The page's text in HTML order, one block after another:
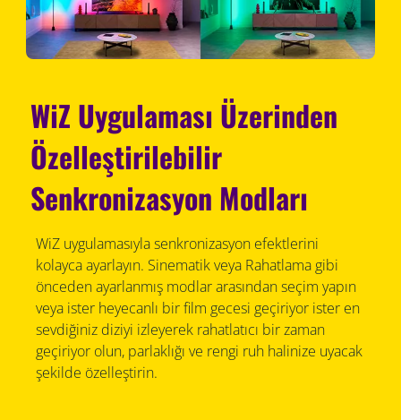
WiZ Uygulaması Üzerinden
Özelleştirilebilir
Senkronizasyon Modları
WiZ uygulamasıyla senkronizasyon efektlerini
kolayca ayarlayın. Sinematik veya Rahatlama gibi
önceden ayarlanmış modlar arasından seçim yapın
veya ister heyecanlı bir film gecesi geçiriyor ister en
sevdiğiniz diziyi izleyerek rahatlatıcı bir zaman
geçiriyor olun, parlaklığı ve rengi ruh halinize uyacak
şekilde özelleştirin.